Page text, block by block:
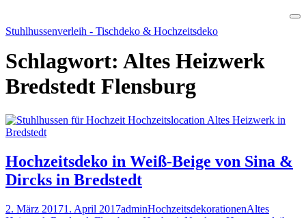
to
Stuhlhussenverleih - Tischdeko & Hochzeitsdeko
Schlagwort: Altes Heizwerk
Bredstedt Flensburg
Hochzeitsdeko in Weiß-Beige von Sina &
Dircks in Bredstedt
2. März 20171. April 2017adminHochzeitsdekorationenAltes